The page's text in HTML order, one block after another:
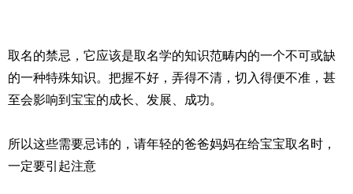
取名的禁忌，它应该是取名学的知识范畴内的一个不可或缺
的一种特殊知识。把握不好，弄得不清，切入得便不准，甚
至会影响到宝宝的成长、发展、成功。
所以这些需要忌讳的，请年轻的爸爸妈妈在给宝宝取名时，
一定要引起注意